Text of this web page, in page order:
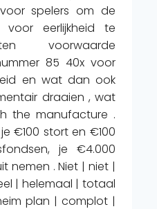
spelers om de
voor eerlijkheid te
voorwaarde
85 40x voor
en wat dan ook
draaien , wat
the manufacture .
€100 stort en €100
je €4.000
nemen . Niet | niet |
| helemaal | totaal
plan | complot |